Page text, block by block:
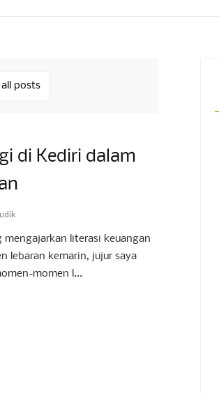
posts
di Kediri dalam
literasi keuangan
lebaran kemarin, jujur saya
momen l...